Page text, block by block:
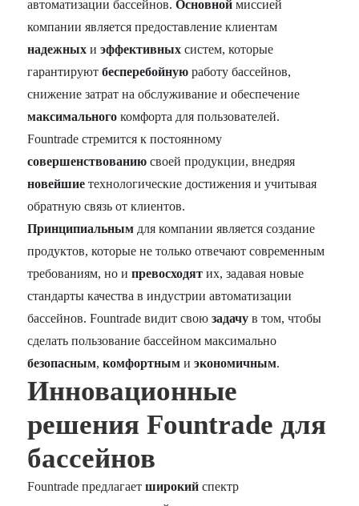
автоматизации бассейнов.Основной миссией
компании является предоставление клиентам
надежных иэффективных систем, которые
гарантируютбесперебойную работу бассейнов,
снижение затрат на обслуживание и обеспечение
максимального комфорта для пользователей.
Fountrade стремится к постоянному
совершенствованию своей продукции, внедряя
новейшие технологические достижения и учитывая
обратную связь от клиентов.
Принципиальным для компании является создание
продуктов, которые не только отвечают современным
требованиям, но ипревосходят их, задавая новые
стандарты качества в индустрии автоматизации
бассейнов. Fountrade видит своюзадачу в том, чтобы
сделать пользование бассейном максимально
безопасным,комфортным иэкономичным.
Инновационные
решения Fountrade для
бассейнов
Fountrade предлагаетширокий спектр